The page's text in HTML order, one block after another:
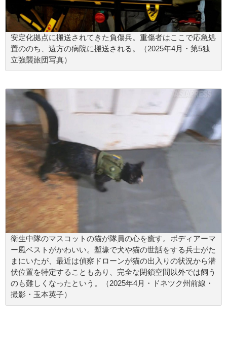
安定化拠点に搬送されてきた負傷兵。重傷者はここで応急処
置ののち、遠方の病院に搬送される。（2025年4月・第5独
立強襲旅団写真）
衛生中隊のマスコットの猫が隊員の心を癒す。ボディアーマ
ー風ベストがかわいい。塹壕で犬や猫の世話をする兵士がた
まにいたが、最近は偵察ドローンが猫の出入りの状況から潜
伏位置を特定することもあり、完全な閉鎖空間以外では飼う
のも難しくなったという。（2025年4月・ドネツク州前線・
撮影・玉本英子）